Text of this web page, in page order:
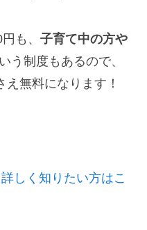
も、 子育て中の方や
う制度もあるので、
無料になります！
しく知りたい方はこ